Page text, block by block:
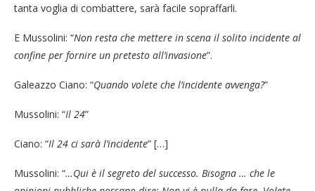
tanta voglia di combattere, sarà facile sopraffarli.
E Mussolini: “Non resta che mettere in scena il solito incidente al
confine per fornire un pretesto all’invasione”.
Galeazzo Ciano: “Quando volete che l’incidente avvenga?”
Mussolini: “Il 24”
Ciano: “Il 24 ci sarà l’incidente” […]
Mussolini: “…Qui è il segreto del successo. Bisogna … che le